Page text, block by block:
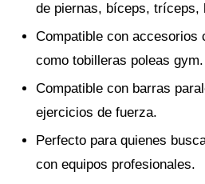
de piernas, bíceps, tríceps,
Compatible con accesorios
como tobilleras poleas gym.
Compatible con barras
ejercicios de fuerza.
Perfecto para quienes
con equipos profesionales.